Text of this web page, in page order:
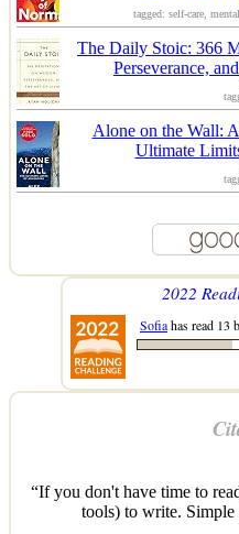
tagged: self-care,
The Daily Stoic: 366
Perseverance,
Alone on the Wall:
Ultimate
2022
Sofiahas read 13
“If you don't have time to
tools) to write.